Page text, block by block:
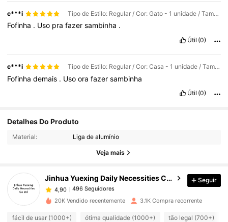
c***i Tipo de Estilo: Regular / Cor: Gato - 1 unidade / Tamanho: Tamanho Único
Fofinha . Uso prafazersambinha .
Útil (0)
c***i Tipo de Estilo: Regular / Cor: Casa - 1 unidade / Tamanho: Tamanho Único
Fofinhademais . Usoorafazersambinha
Útil (0)
Detalhes Do Produto
Material: Liga de alumínio
Veja mais
Jinhua Yuexing Daily Necessities Co Ltd
4,90 496 Seguidores
496 Seguidores
496 Seguidores
h***a pago1 dia atrás
4,90 496 Seguidores
Seguir
20K Vendido recentemente 3.1K Compra recorrente
fácil de usar (1000+) ótima qualidade (1000+) tão legal (700+)